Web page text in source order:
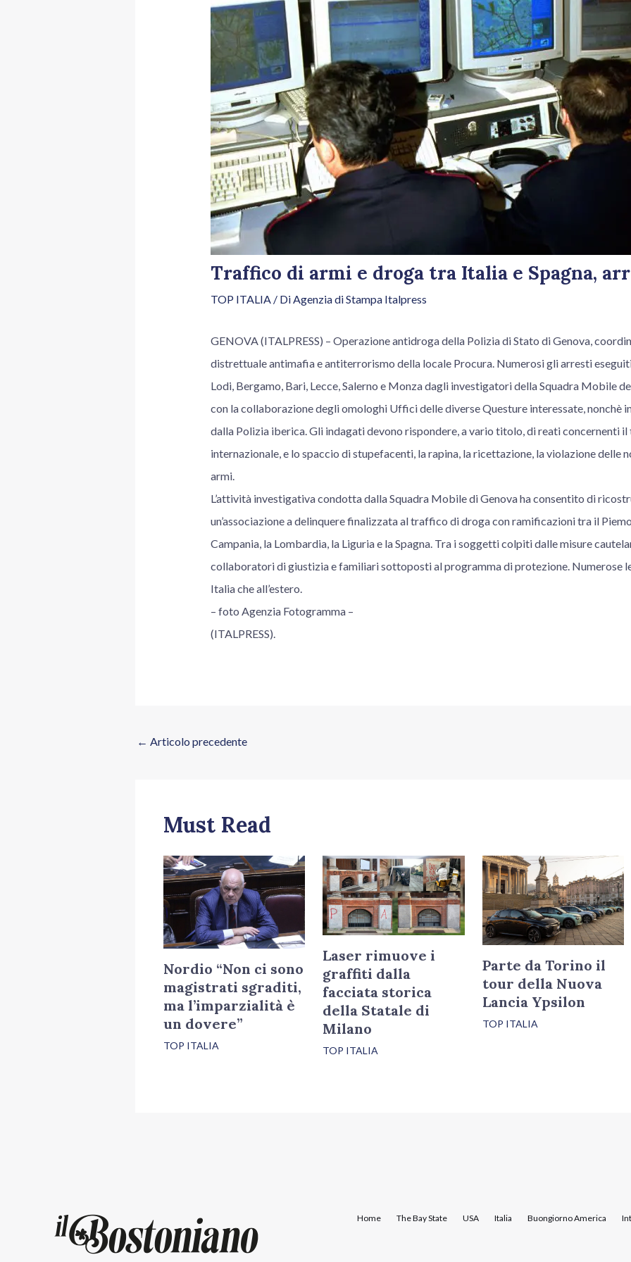
Traffico di armi e droga tra Italia e Spagna,
TOP ITALIA/ DiAgenzia di Stampa Italpress
GENOVA (ITALPRESS) – Operazione antidroga della Polizia di Stato di Genova,
distrettuale antimafia e antiterrorismo della locale Procura. Numerosi gli arresti eseguiti
Lodi, Bergamo, Bari, Lecce, Salerno e Monza dagli investigatori della Squadra Mobile
con la collaborazione degli omologhi Uffici delle diverse Questure interessate, nonchè
dalla Polizia iberica. Gli indagati devono rispondere, a vario titolo, di reati concernenti
internazionale, e lo spaccio di stupefacenti, la rapina, la ricettazione, la violazione delle
armi.
L’attività investigativa condotta dalla Squadra Mobile di Genova ha consentito di
un’associazione a delinquere finalizzata al traffico di droga con ramificazioni tra il
Campania, la Lombardia, la Liguria e la Spagna. Tra i soggetti colpiti dalle misure
collaboratori di giustizia e familiari sottoposti al programma di protezione. Numerose
Italia che all’estero.
– foto Agenzia Fotogramma –
(ITALPRESS).
← Articolo precedente
Must Read
Nordio “Non ci sono
magistrati sgraditi,
ma l’imparzialità è
un dovere”
TOP ITALIA
Laser rimuove i
graffiti dalla
facciata storica
della Statale di
Milano
TOP ITALIA
Parte da Torino il
tour della Nuova
Lancia Ypsilon
TOP ITALIA
Home The Bay State USA Italia Buongiorno America